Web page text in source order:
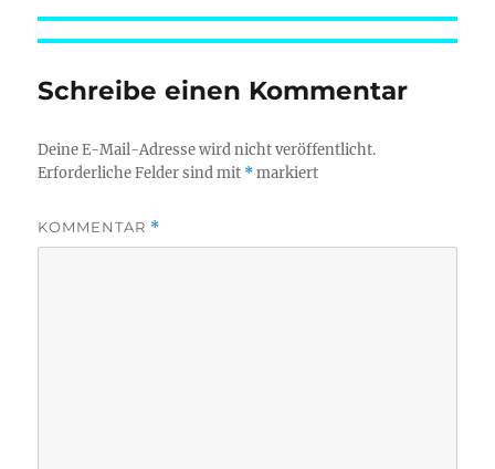
Schreibe einen Kommentar
Deine E-Mail-Adresse wird nicht veröffentlicht.
Erforderliche Felder sind mit *markiert
KOMMENTAR *